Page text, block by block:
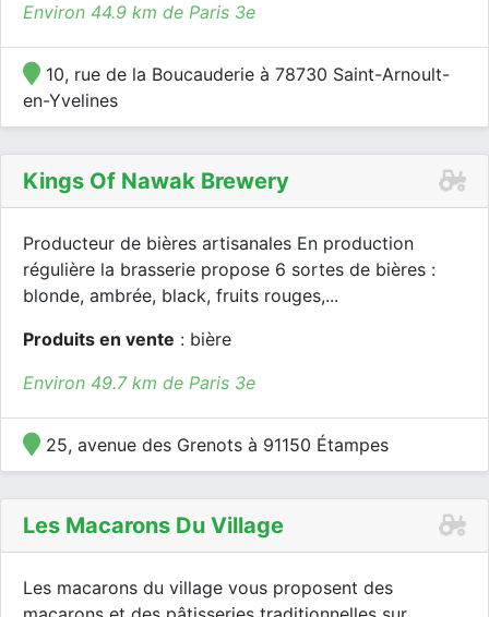
Environ 44.9 km de Paris 3e
10, rue de la Boucauderie à 78730 Saint-Arnoult-
en-Yvelines
Kings Of Nawak Brewery
Producteur de bières artisanales En production
régulière la brasserie propose 6 sortes de bières :
blonde, ambrée, black, fruits rouges,...
Produits en vente : bière
Environ 49.7 km de Paris 3e
25, avenue des Grenots à 91150 Étampes
Les Macarons Du Village
Les macarons du village vous proposent des